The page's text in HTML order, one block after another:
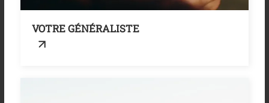
VOTRE GÉNÉRALISTE